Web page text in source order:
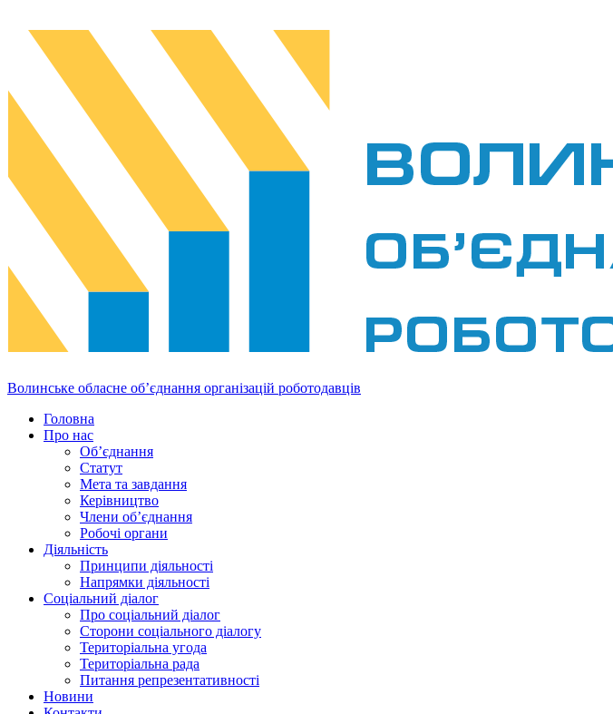
Волинське обласне об’єднання організацій роботодавців
Головна
Про нас
Об’єднання
Статут
Мета та завдання
Керівництво
Члени об’єднання
Робочі органи
Діяльність
Принципи діяльності
Напрямки діяльності
Соціальний діалог
Про соціальний діалог
Сторони соціального діалогу
Територіальна угода
Територіальна рада
Питання репрезентативності
Новини